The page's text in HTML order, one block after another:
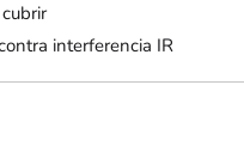
interferencia IR